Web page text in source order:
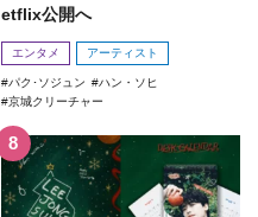
etflix公開へ
エンタメ アーティスト
パク･ソジュン
ハン・ソヒ
京城クリーチャー